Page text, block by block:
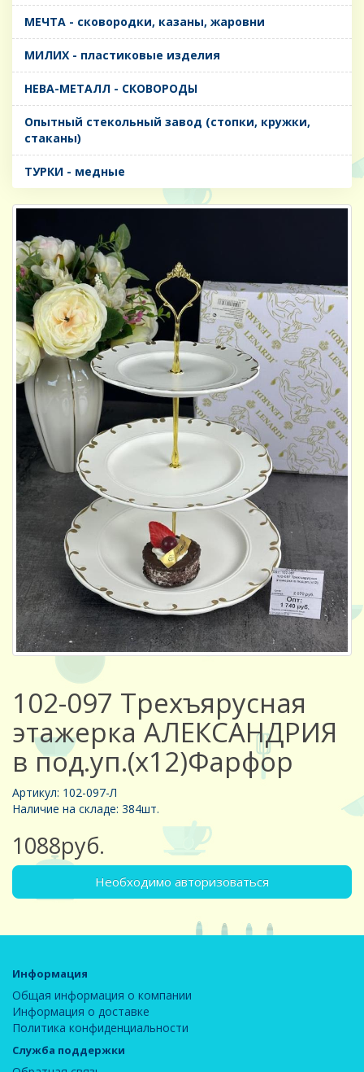
МЕЧТА - сковородки, казаны, жаровни
МИЛИХ - пластиковые изделия
НЕВА-МЕТАЛЛ - СКОВОРОДЫ
Опытный стекольный завод (стопки, кружки,
стаканы)
ТУРКИ - медные
102-097 Трехъярусная
этажерка АЛЕКСАНДРИЯ
в под.уп.(х12)Фарфор
Артикул: 102-097-Л
Наличие на складе: 384шт.
1088руб.
Необходимо авторизоваться
Информация
Общая информация о компании
Информация о доставке
Политика конфиденциальности
Служба поддержки